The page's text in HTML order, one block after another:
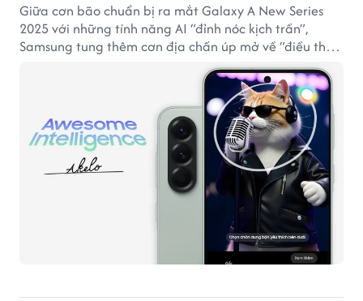
Giữa cơn bão chuẩn bị ra mắt Galaxy A New Series
2025 với những tính năng AI “đỉnh nóc kịch trần”,
Samsung tung thêm cơn địa chấn úp mở về “điều thú
vị sắp được bật mí” trên 3 dòng sản phẩm mới.